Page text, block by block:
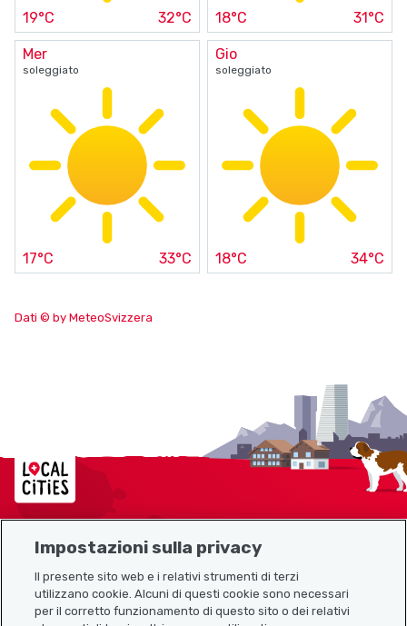
19°C 32°C 18°C 31°C
Mer
soleggiato
17°C 33°C
Gio
soleggiato
18°C 34°C
Dati © by MeteoSvizzera
Localcities
Link utili
Impostazioni sulla privacy
Il presente sito web e i relativi strumenti di terzi
utilizzano cookie. Alcuni di questi cookie sono necessari
per il corretto funzionamento di questo sito o dei relativi